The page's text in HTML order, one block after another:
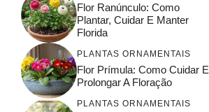
Flor Ranúnculo: Como
Plantar, Cuidar E Manter
Florida
PLANTAS ORNAMENTAIS
Flor Prímula: Como Cuidar E
Prolongar A Floração
PLANTAS ORNAMENTAIS